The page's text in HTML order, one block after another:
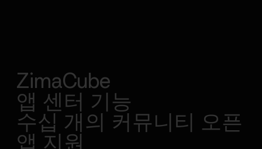
ZimaCube
앱 센터 기능
수십 개의 커뮤니티 오픈
앱 지원